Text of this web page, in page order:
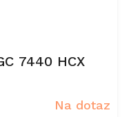
7440 HCX
Na dotaz